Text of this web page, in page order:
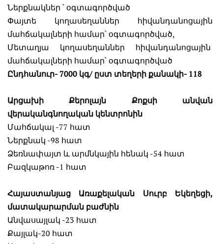
Ներքնակներ ՝ օգտագործված
Փայտե կողասեղաններ հիվանդանոցային
մահճակալների համար՝ օգտագործված,
Մետաղյա կողասեղաններ հիվանդանոցային
մահճակալների համար՝ օգտագործված
Ընդհանուր- 7000 կգ/ ըստ տեղերի քանակի- 118
Արցախի Քերոլայն Քոքսի անվան
վերականգնողական կենտրոնին
Մահճակալ -77 հատ
Ներքնակ -98 հատ
Ձեռնափայտ և արմնկային հենակ -54 հատ
Բազկաթոռ -1 հատ
Հայաստանյաց Առաքելական Սուրբ Եկեղեցի,
մատակարարման բաժնին
Անվասայլակ -23 հատ
Քայլակ-20 հատ